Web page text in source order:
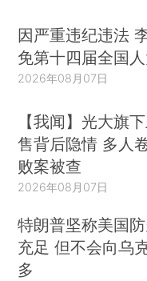
因严重违纪违法
免第十四届全国
2026年08月07日
【我闻】光大旗
售背后隐情 多人
败案被查
2026年08月07日
特朗普坚称美国
充足 但不会向乌
多